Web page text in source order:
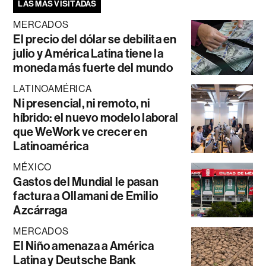
LAS MÁS VISITADAS
MERCADOS
El precio del dólar se debilita en
julio y América Latina tiene la
moneda más fuerte del mundo
LATINOAMÉRICA
Ni presencial, ni remoto, ni
híbrido: el nuevo modelo laboral
que WeWork ve crecer en
Latinoamérica
MÉXICO
Gastos del Mundial le pasan
factura a Ollamani de Emilio
Azcárraga
MERCADOS
El Niño amenaza a América
Latina y Deutsche Bank